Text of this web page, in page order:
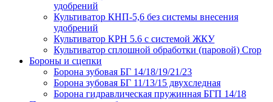
удобрений
Культиватор КНП-5,6 без системы внесения
удобрений
Культиватор КРН 5.6 с системой ЖКУ
Культиватор сплошной обработки (паровой) Crop
Бороны и сцепки
Борона зубовая БГ 14/18/19/21/23
Борона зубовая БГ 11/13/15 двухследная
Борона гидравлическая пружинная БГП 14/18